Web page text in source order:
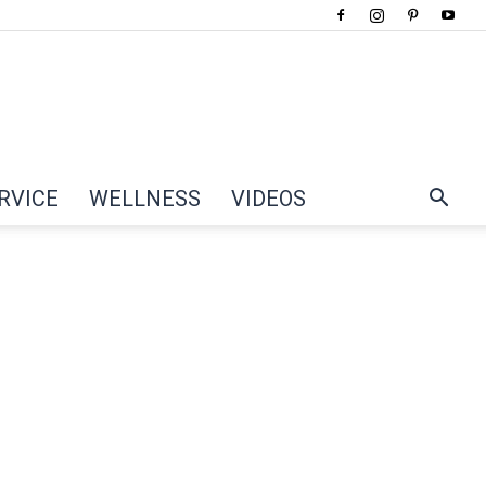
WELLNESS VIDEOS